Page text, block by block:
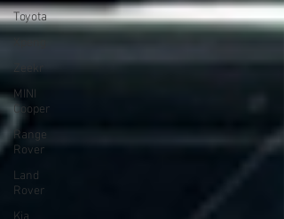
Toyota
Zeekr
MINI
Cooper
Range
Rover
Land
Rover